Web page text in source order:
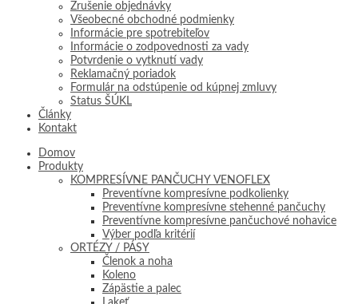
Zrušenie objednávky
Všeobecné obchodné podmienky
Informácie pre spotrebiteľov
Informácie o zodpovednosti za vady
Potvrdenie o vytknutí vady
Reklamačný poriadok
Formulár na odstúpenie od kúpnej zmluvy
Status ŠÚKL
Články
Kontakt
Domov
Produkty
KOMPRESÍVNE PANČUCHY VENOFLEX
Preventívne kompresívne podkolienky
Preventívne kompresívne stehenné pančuchy
Preventívne kompresívne pančuchové nohavice
Výber podľa kritérií
ORTÉZY / PÁSY
Členok a noha
Koleno
Zápästie a palec